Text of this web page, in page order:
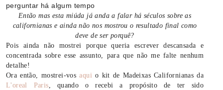
perguntar há algum tempo
Então mas esta miúda já anda a falar há séculos sobre as
californianas e ainda não nos mostrou o resultado final como
deve de ser porquê?
Pois ainda não mostrei porque queria escrever descansada e
concentrada sobre esse assunto, para que não me falte nenhum
detalhe!
Ora então, mostrei-vosaqui o kit de Madeixas Californianas da
L'oreal Paris , quando o recebi a propósito de ter sido